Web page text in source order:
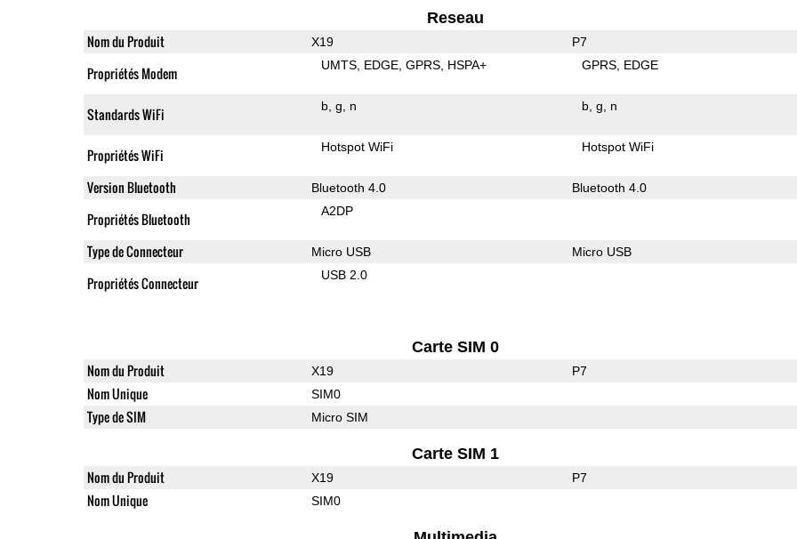
Reseau
Nom du Produit X19 P7
Propriétés Modem UMTS EDGE GPRS HSPA+ GPRS EDGE
Standards WiFi b g n b g n
Propriétés WiFi Hotspot WiFi Hotspot WiFi
Version Bluetooth Bluetooth 4.0 Bluetooth 4.0
Propriétés Bluetooth A2DP
Type de Connecteur Micro USB Micro USB
Propriétés Connecteur USB 2.0
Carte SIM 0
Nom du Produit X19 P7
Nom Unique SIM0
Type de SIM Micro SIM
Carte SIM 1
Nom du Produit X19 P7
Nom Unique SIM0